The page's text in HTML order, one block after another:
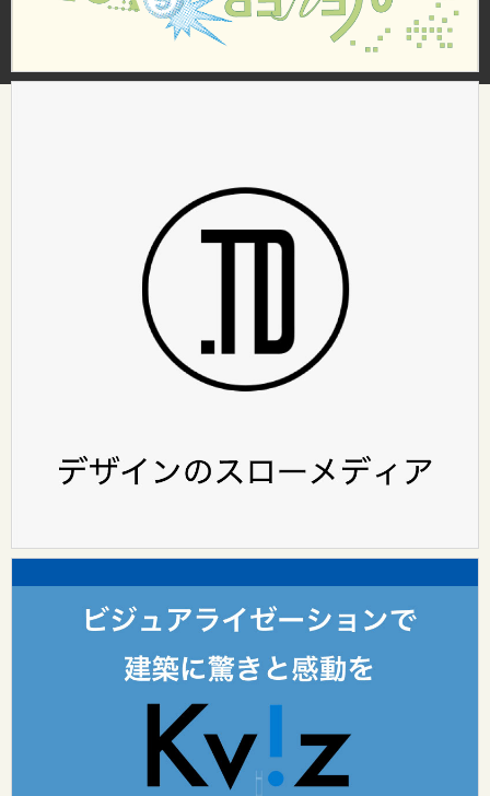
（design surf onlineについて）
レポート
インタビュー
リクルート
Tooグループのご案内
dsurf-info@too.co.jp